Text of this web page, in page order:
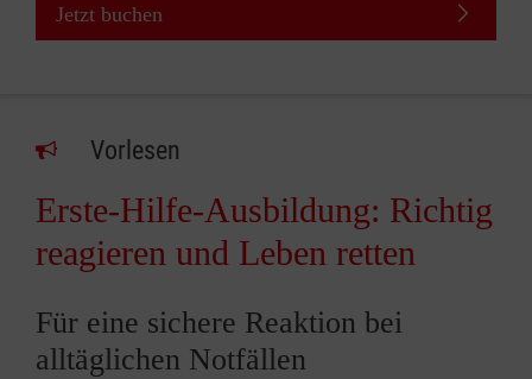
Jetzt buchen
Vorlesen
Erste-Hilfe-Ausbildung: Richtig
reagieren und Leben retten
Für eine sichere Reaktion bei
alltäglichen Notfällen